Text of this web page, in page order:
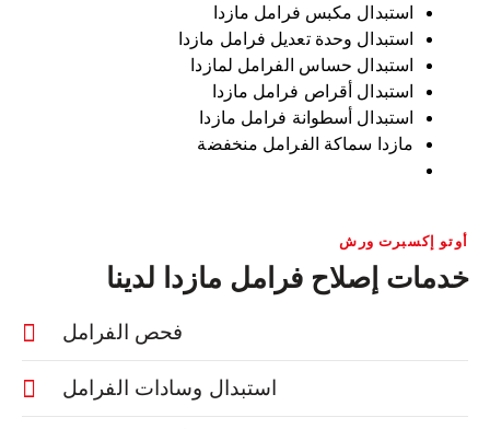
استبدال مكبس فرامل مازدا
استبدال وحدة تعديل فرامل مازدا
استبدال حساس الفرامل لمازدا
استبدال أقراص فرامل مازدا
استبدال أسطوانة فرامل مازدا
مازدا سماكة الفرامل منخفضة
أوتو إكسبرت ورش
خدمات إصلاح فرامل مازدا لدينا
فحص الفرامل
استبدال وسادات الفرامل